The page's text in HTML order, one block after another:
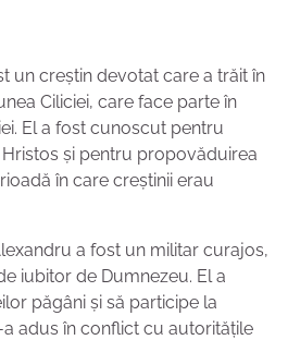
un creștin devotat care a trăit în
Ciliciei, care face parte în
El a fost cunoscut pentru
și pentru propovăduirea
în care creștinii erau
a fost un militar curajos,
iubitor de Dumnezeu. El a
păgâni și să participe la
adus în conflict cu autoritățile